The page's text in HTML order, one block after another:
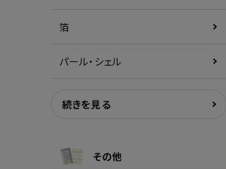
箔
パール・シェル
続きを見る
その他